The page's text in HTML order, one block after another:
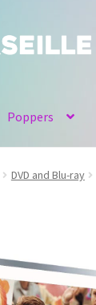
Poppers
DVD and Blu-ray